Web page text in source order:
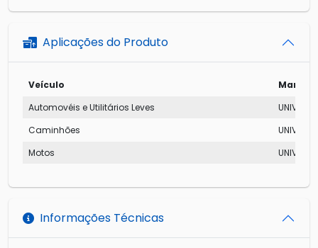
Aplicações do Produto
Veículo
Marca
Automovéis e Utilitários Leves
Caminhões
Motos
Informações Técnicas